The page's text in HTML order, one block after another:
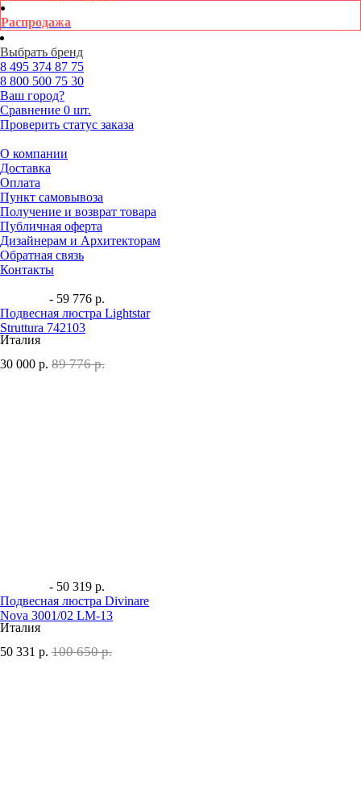
Распродажа
Выбрать бренд
8 495 374 87 75
8 800 500 75 30
Ваш город?
Сравнение 0 шт.
Проверить статус заказа
О компании
Доставка
Оплата
Пункт самовывоза
Получение и возврат товара
Публичная оферта
Дизайнерам и Архитекторам
Обратная связь
Контакты
- 59 776 р.
Подвесная люстра Lightstar
Struttura 742103
Италия
30 000 р. 89 776 р.
- 50 319 р.
Подвесная люстра Divinare
Nova 3001/02 LM-13
Италия
50 331 р. 100 650 р.